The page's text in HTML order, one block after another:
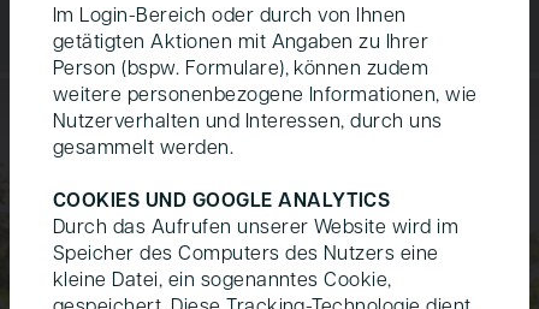
Im Login-Bereich oder durch von Ihnen
getätigten Aktionen mit Angaben zu Ihrer
Person (bspw. Formulare), können zudem
weitere personenbezogene Informationen, wie
Nutzerverhalten und Interessen, durch uns
gesammelt werden.
COOKIES UND GOOGLE ANALYTICS
Durch das Aufrufen unserer Website wird im
Speicher des Computers des Nutzers eine
kleine Datei, ein sogenanntes Cookie,